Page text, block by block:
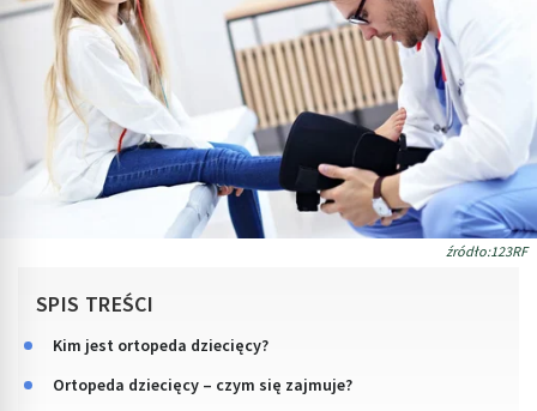
źródło:123RF
SPIS TREŚCI
Kim jest ortopeda dziecięcy?
Ortopeda dziecięcy – czym się zajmuje?